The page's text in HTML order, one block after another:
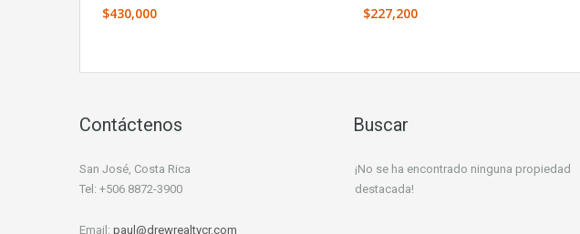
$430,000 $227,200
Contáctenos
San José, Costa Rica
Tel: +506 8872-3900
Email: paul@drewrealtycr.com
Buscar
¡No se ha encontrado ninguna propiedad
destacada!